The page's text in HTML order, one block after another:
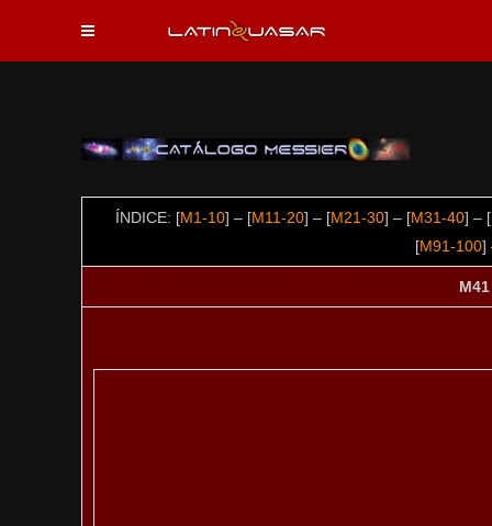
ÍNDICE: [M1-10] – [M11-20] – [M21-30] – [M31-40] – [
[M91-100]